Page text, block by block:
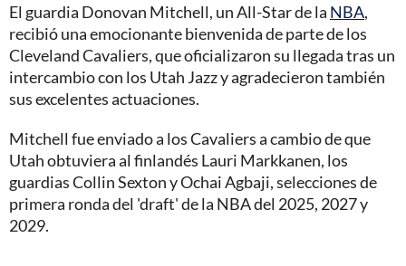
El guardia Donovan Mitchell, un All-Star de la NBA,
recibió una emocionante bienvenida de parte de los
Cleveland Cavaliers, que oficializaron su llegada tras un
intercambio con los Utah Jazz y agradecieron también
sus excelentes actuaciones.
Mitchell fue enviado a los Cavaliers a cambio de que
Utah obtuviera al finlandés Lauri Markkanen, los
guardias Collin Sexton y Ochai Agbaji, selecciones de
primera ronda del 'draft' de la NBA del 2025, 2027 y
2029.